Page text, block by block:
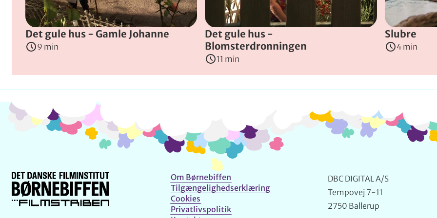
Det gule hus - Gamle Johanne
9 min
Det gule hus -
Blomsterdronningen
11 min
Slubre
4 min
Info og kontakt
Om Børnebiffen
Tilgængelighedserklæring
Cookies
Privatlivspolitik
DBC DIGITAL A/S
Tempovej 7-11
2750 Ballerup